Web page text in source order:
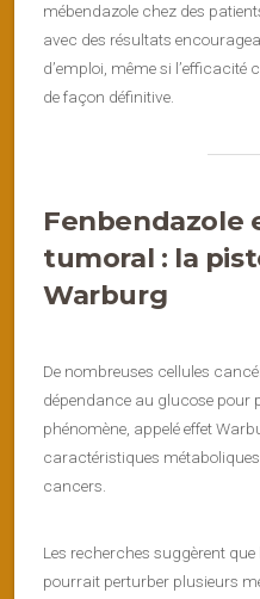
mébendazole chez des
avec des résultats
d’emploi, même si l’efficacité
de façon définitive.
Fenbendazole
tumoral : la
Warburg
De nombreuses cellules
dépendance au glucose pour
phénomène, appelé effet
caractéristiques
cancers.
Les recherches suggèrent
pourrait perturber plusieurs